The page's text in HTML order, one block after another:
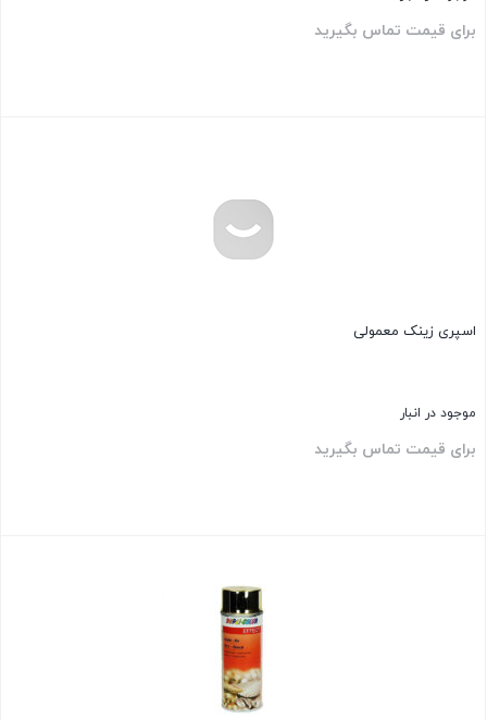
برای قیمت تماس بگیرید
اسپری زینک معمولی
موجود در انبار
برای قیمت تماس بگیرید